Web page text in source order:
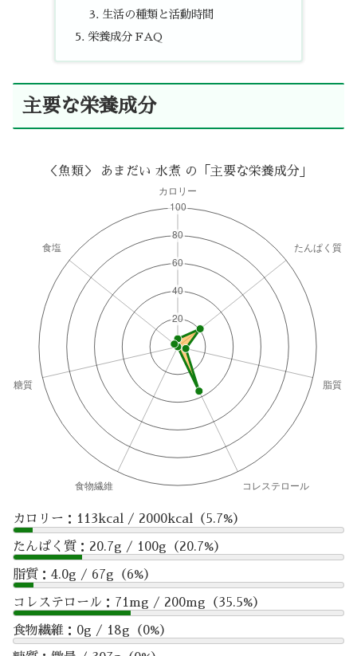
生活の種類と活動時間
栄養成分 FAQ
主要な栄養成分
＜魚類＞ あまだい 水煮 の「主要な栄養成分」
カロリー：113kcal / 2000kcal（5.7%）
たんぱく質：20.7g / 100g（20.7%）
脂質：4.0g / 67g（6%）
コレステロール：71mg / 200mg（35.5%）
食物繊維：0g / 18g（0%）